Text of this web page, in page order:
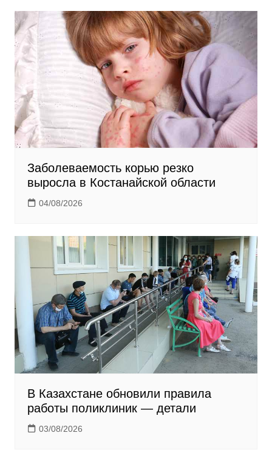
i
Заболеваемость корью резко
выросла в Костанайской области
04/08/2026
В Казахстане обновили правила
работы поликлиник — детали
03/08/2026